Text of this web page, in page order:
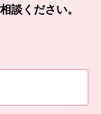
談ください。